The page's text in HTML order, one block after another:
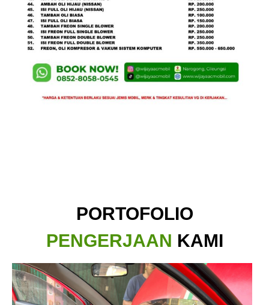
PORTOFOLIO
PENGERJAAN KAMI